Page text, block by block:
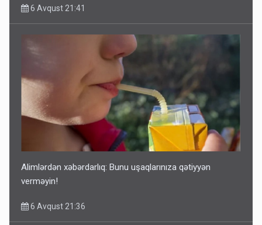
6 Avqust 21:41
Alimlərdən xəbərdarlıq: Bunu uşaqlarınıza qətiyyən
verməyin!
6 Avqust 21:36